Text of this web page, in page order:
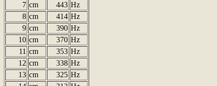
7 cm 443 Hz
8 cm 414 Hz
9 cm 390 Hz
10 cm 370 Hz
11 cm 353 Hz
12 cm 338 Hz
13 cm 325 Hz